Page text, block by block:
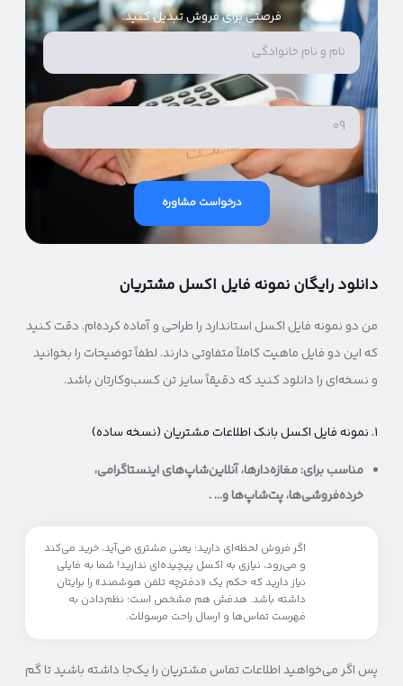
فرصتی برای فروش تبدیل کنید.
درخواست مشاوره
دانلود رایگان نمونه فایل اکسل مشتریان
من دو نمونه فایل اکسل استاندارد را طراحی و آماده کرده‌ام. دقت کنید
که این دو فایل ماهیت کاملاً متفاوتی دارند. لطفاً توضیحات را بخوانید
و نسخه‌ای را دانلود کنید که دقیقاً سایز تن کسب‌وکارتان باشد.
مناسب برای: مغازه‌دارها، آنلاین‌شاپ‌های اینستاگرامی،
خرده‌فروشی‌ها، پت‌شاپ‌ها و… .
اگر فروش لحظه‌ای دارید؛ یعنی مشتری می‌آید، خرید می‌کند
و می‌رود، نیازی به اکسل پیچیده‌ای ندارید! شما به فایلی
نیاز دارید که حکم یک «دفترچه تلفن هوشمند» را برایتان
داشته باشد. هدفش هم مشخص است: نظم‌دادن به
فهرست تماس‌ها و ارسال راحت مرسولات.
پس اگر می‌خواهید اطلاعات تماس مشتریان را یک‌جا داشته باشید تا گم